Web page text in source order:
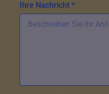
Ihre Nachricht *